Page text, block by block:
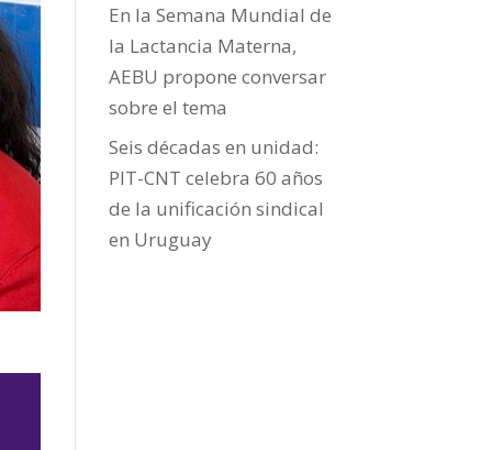
En la Semana Mundial de
la Lactancia Materna,
AEBU propone conversar
sobre el tema
Seis décadas en unidad:
PIT-CNT celebra 60 años
de la unificación sindical
en Uruguay